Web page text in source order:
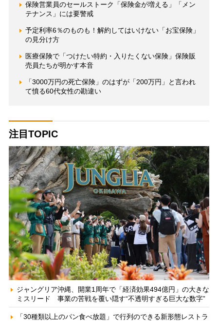
保険営業員のセールストーク「保険金が増える」「メン
テナンス」には要警戒
予定利率6％のものも！解約してはいけない「お宝保険」
の見分け方
医療保険で「つけたい特約・入りたくない保険」保険販
売員たちが明かす本音
「3000万円の死亡保険」のはずが「200万円」と言われ
て憤る60代女性の勘違い
注目TOPIC
ジャングリア沖縄、開業1周年で「経済効果494億円」の大きな
ミスリード 事業の苦戦を覆い隠す“不透明すぎる巨大な数字”
「30種類以上のパン食べ放題」で行列のできる新形態レストラ